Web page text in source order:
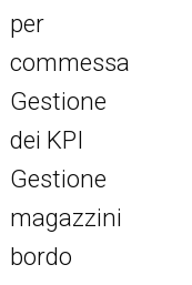
per
commessa
Gestione
dei KPI
Gestione
magazzini
bordo